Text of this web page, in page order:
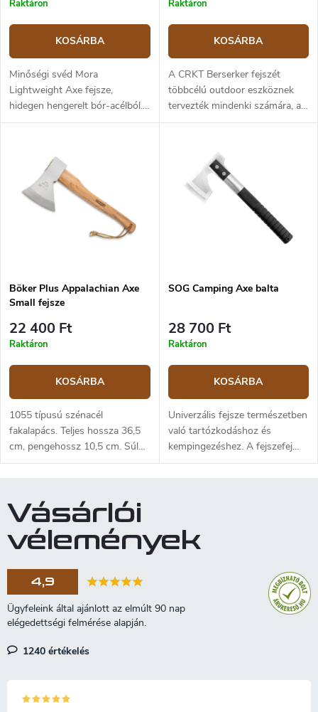
Raktáron
KOSÁRBA
Minőségi svéd Mora
Lightweight Axe fejsze,
hidegen hengerelt bór-acélból.
Hosszúsága 32 cm, súlya 0,5
Raktáron
KOSÁRBA
A CRKT Berserker fejszét
többcélú outdoor eszköznek
tervezték mindenki számára, aki
kempingezéssel vagy
fejszefej 1055 szénacélból
készül, fekete felülettel. A
fejszefej másik oldala kalapács
formájú, ami jól jön a sátor
rögzítésekor. A tomahawk-
szerű dizájn szerzője Ryan
könnyen szétszedhető, aminek
foglal és nem növeli a
felszerelés súlyát, mint a többi
fából készült.
Böker Plus Appalachian Axe
Small fejsze
22 400 Ft
Raktáron
KOSÁRBA
1055 típusú szénacél
fakalapács. Teljes hossza 36,5
cm, pengehossz 10,5 cm. Súly
840 g.
SOG Camping Axe balta
28 700 Ft
Raktáron
KOSÁRBA
Univerzális fejsze természetben
való tartózkodáshoz és
kempingezéshez. A fejszefej
2Cr13 rozsdamentes acélból
fejsze műanyag (GRN plast)
szállításra. A fejsze súlya 456 g.
Vásárlói
vélemények
4,9
1240 értékelés